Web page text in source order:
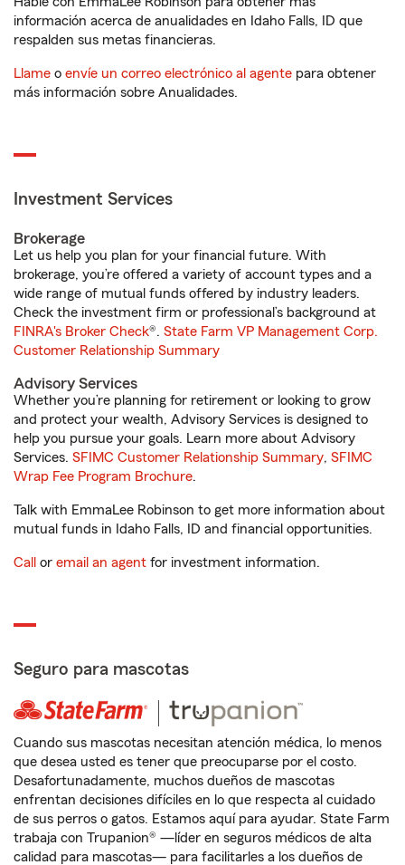
información acerca de anualidades en Idaho Falls, ID que
respalden sus metas financieras.
Llame o envíe un correo electrónico al agente para obtener
más información sobre Anualidades.
Investment Services
Brokerage
Let us help you plan for your financial future. With
brokerage, you’re offered a variety of account types and a
wide range of mutual funds offered by industry leaders.
Check the investment firm or professional’s background at
FINRA's Broker Check®. State Farm VP Management Corp.
Customer Relationship Summary
Advisory Services
Whether you’re planning for retirement or looking to grow
and protect your wealth, Advisory Services is designed to
help you pursue your goals. Learn more about Advisory
Services. SFIMC Customer Relationship Summary, SFIMC
Wrap Fee Program Brochure.
Talk with EmmaLee Robinson to get more information about
mutual funds in Idaho Falls, ID and financial opportunities.
Call or email an agent for investment information.
Seguro para mascotas
Cuando sus mascotas necesitan atención médica, lo menos
que desea usted es tener que preocuparse por el costo.
Desafortunadamente, muchos dueños de mascotas
enfrentan decisiones difíciles en lo que respecta al cuidado
de sus perros o gatos. Estamos aquí para ayudar. State Farm
trabaja con Trupanion® —líder en seguros médicos de alta
calidad para mascotas— para facilitarles a los dueños de